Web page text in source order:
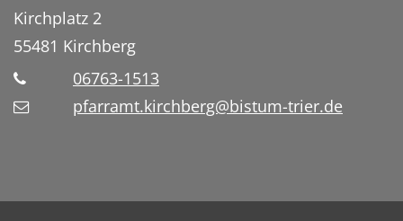
Kirchplatz 2
55481 Kirchberg
06763-1513
pfarramt.kirchberg@bistum-trier.de